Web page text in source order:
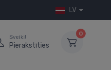
LV
Sveiki!
Pierakstīties
0